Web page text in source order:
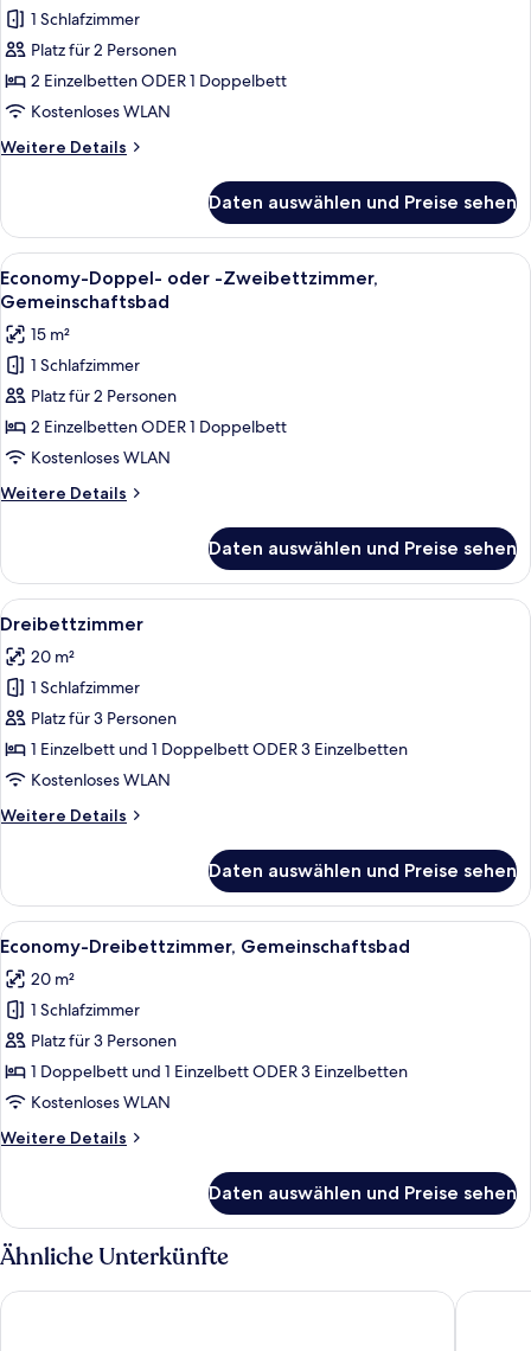
Doppel-
oder
Zweibettzimmer
anzeigen
1 Schlafzimmer
Platz für 2 Personen
2 Einzelbetten ODER 1 Doppelbett
Kostenloses WLAN
Weitere Details
Weitere
oder
Zweibettzimmer
Daten auswählen und Preise sehen
Alle
Fotos
für
Economy-
Doppel-
oder
-
Zweibettzimmer,
Gemeinschaftsbad
anzeigen
Ein ordentlich bezogenes Bett mit
8
Economy-Doppel- oder -Zweibettzimmer,
Gemeinschaftsbad
15 m²
1 Schlafzimmer
Platz für 2 Personen
2 Einzelbetten ODER 1 Doppelbett
Kostenloses WLAN
Weitere Details
Weitere
Doppel-
oder
-
Gemeinschaftsbad
Daten auswählen und Preise sehen
Alle
Fotos
für
Dreibettzimmer
anzeigen
Ein ordentlich bezogenes Bett mit
7
Dreibettzimmer
20 m²
1 Schlafzimmer
Platz für 3 Personen
1 Einzelbett und 1 Doppelbett ODER 3 Einzelbetten
Kostenloses WLAN
Weitere Details
Weitere
Daten auswählen und Preise sehen
Alle
Fotos
für
Economy-
Dreibettzimmer,
Gemeinschaftsbad
anzeigen
Ein ordentlich bezogenes Bett mit
7
Economy-Dreibettzimmer, Gemeinschaftsbad
20 m²
1 Schlafzimmer
Platz für 3 Personen
1 Doppelbett und 1 Einzelbett ODER 3 Einzelbetten
Kostenloses WLAN
Weitere Details
Weitere
Dreibettzimmer,
Gemeinschaftsbad
Daten auswählen und Preise sehen
Ähnliche Unterkünfte
Hotel Astoria am Urachplatz Premier